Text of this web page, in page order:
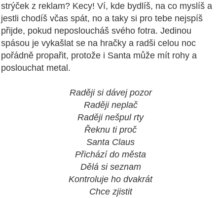
strýček z reklam? Kecy! Ví, kde bydlíš, na co myslíš a
jestli chodíš včas spát, no a taky si pro tebe nejspíš
přijde, pokud neposloucháš svého fotra. Jedinou
spásou je vykašlat se na hračky a radši celou noc
pořádně propařit, protože i Santa může mít rohy a
poslouchat metal.
Raději si dávej pozor
Raději neplač
Raději nešpul rty
Řeknu ti proč
Santa Claus
Přichází do města
Dělá si seznam
Kontroluje ho dvakrát
Chce zjistit